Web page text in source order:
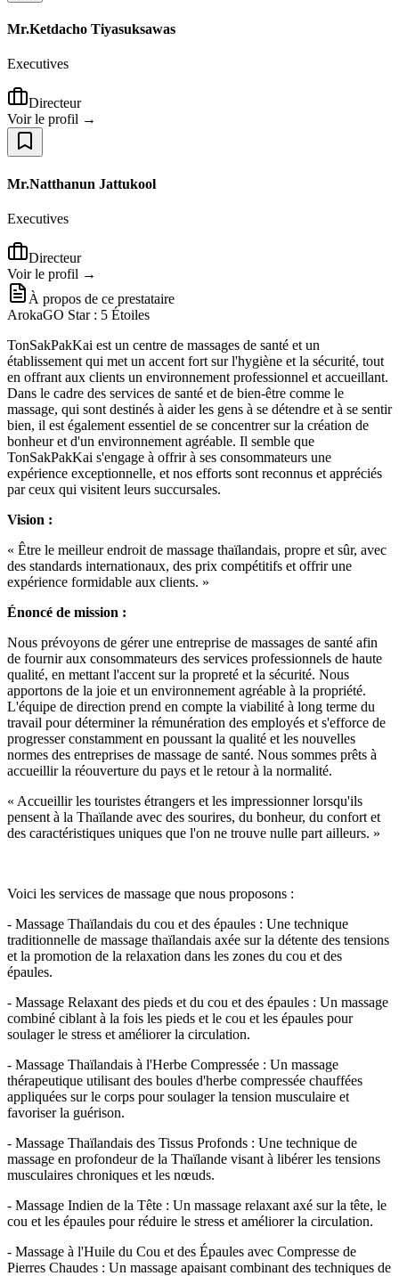
Mr.Ketdacho Tiyasuksawas
Executives
Directeur
Voir le profil →
Mr.Natthanun Jattukool
Executives
Directeur
Voir le profil →
À propos de ce prestataire
ArokaGO Star : 5 Étoiles
TonSakPakKai est un centre de massages de santé et un
établissement qui met un accent fort sur l'hygiène et la sécurité, tout
en offrant aux clients un environnement professionnel et accueillant.
Dans le cadre des services de santé et de bien-être comme le
massage, qui sont destinés à aider les gens à se détendre et à se sentir
bien, il est également essentiel de se concentrer sur la création de
bonheur et d'un environnement agréable. Il semble que
TonSakPakKai s'engage à offrir à ses consommateurs une
expérience exceptionnelle, et nos efforts sont reconnus et appréciés
par ceux qui visitent leurs succursales.
Vision :
« Être le meilleur endroit de massage thaïlandais, propre et sûr, avec
des standards internationaux, des prix compétitifs et offrir une
expérience formidable aux clients. »
Énoncé de mission :
Nous prévoyons de gérer une entreprise de massages de santé afin
de fournir aux consommateurs des services professionnels de haute
qualité, en mettant l'accent sur la propreté et la sécurité. Nous
apportons de la joie et un environnement agréable à la propriété.
L'équipe de direction prend en compte la viabilité à long terme du
travail pour déterminer la rémunération des employés et s'efforce de
progresser constamment en poussant la qualité et les nouvelles
normes des entreprises de massage de santé. Nous sommes prêts à
accueillir la réouverture du pays et le retour à la normalité.
« Accueillir les touristes étrangers et les impressionner lorsqu'ils
pensent à la Thaïlande avec des sourires, du bonheur, du confort et
des caractéristiques uniques que l'on ne trouve nulle part ailleurs. »
Voici les services de massage que nous proposons :
- Massage Thaïlandais du cou et des épaules : Une technique
traditionnelle de massage thaïlandais axée sur la détente des tensions
et la promotion de la relaxation dans les zones du cou et des
épaules.
- Massage Relaxant des pieds et du cou et des épaules : Un massage
combiné ciblant à la fois les pieds et le cou et les épaules pour
soulager le stress et améliorer la circulation.
- Massage Thaïlandais à l'Herbe Compressée : Un massage
thérapeutique utilisant des boules d'herbe compressée chauffées
appliquées sur le corps pour soulager la tension musculaire et
favoriser la guérison.
- Massage Thaïlandais des Tissus Profonds : Une technique de
massage en profondeur de la Thaïlande visant à libérer les tensions
musculaires chroniques et les nœuds.
- Massage Indien de la Tête : Un massage relaxant axé sur la tête, le
cou et les épaules pour réduire le stress et améliorer la circulation.
- Massage à l'Huile du Cou et des Épaules avec Compresse de
Pierres Chaudes : Un massage apaisant combinant des techniques de